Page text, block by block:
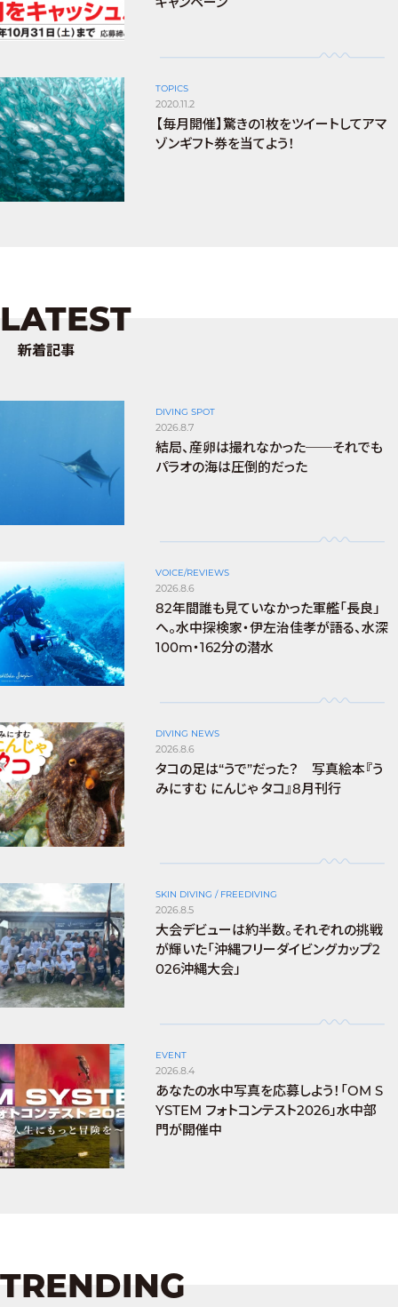
TOPICS
2020.11.2
【毎月開催】驚きの1枚をツイートしてアマ
ゾンギフト券を当てよう！
LATEST
新着記事
DIVING SPOT
2026.8.7
結局、産卵は撮れなかった──それでも
パラオの海は圧倒的だった
VOICE/REVIEWS
2026.8.6
82年間誰も見ていなかった軍艦「長良」
へ。水中探検家・伊左治佳孝が語る、水深
100m・162分の潜水
DIVING NEWS
2026.8.6
タコの足は“うで”だった？ 写真絵本『う
みにすむ にんじゃ タコ』8月刊行
SKIN DIVING / FREEDIVING
2026.8.5
大会デビューは約半数。それぞれの挑戦
が輝いた「沖縄フリーダイビングカップ2
026沖縄大会」
EVENT
2026.8.4
あなたの水中写真を応募しよう！「OM S
YSTEM フォトコンテスト2026」水中部
門が開催中
TRENDING